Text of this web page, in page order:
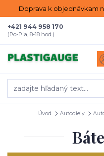
Doprava k objednávkam
+421 944 958 170
(Po-Pia, 8-18 hod.)
Úvod Autodiely